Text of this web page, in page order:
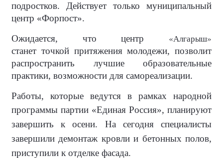
подростков. Действует только муниципальный
центр «Форпост».
Ожидается, что центр «Алгарыш»
станет точкой притяжения молодежи, позволит
распространить лучшие образовательные
практики, возможности для самореализации.
Работы, которые ведутся в рамках народной
программы партии «Единая Россия», планируют
завершить к осени. На сегодня специалисты
завершили демонтаж кровли и бетонных полов,
приступили к отделке фасада.